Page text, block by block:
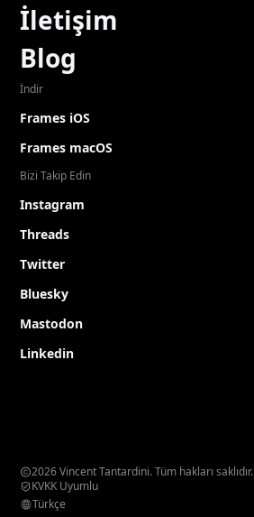
İletişim
Blog
İndir
Frames iOS
Frames macOS
Bizi Takip Edin
Instagram
Threads
Twitter
Bluesky
Mastodon
Linkedin
2026 Vincent Tantardini. Tüm hakları saklıdır.
KVKK Uyumlu
Türkçe